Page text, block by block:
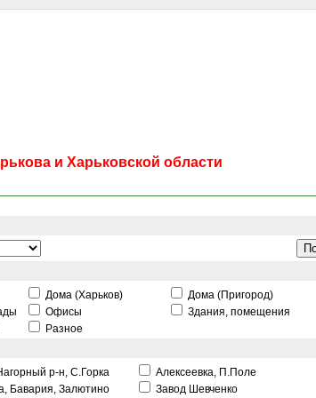
и Харьковской области
Дома (Харьков)
Дома (Пригород)
Офисы
Здания, помещения
Разное
р-н, С.Горка
Алексеевка, П.Поле
Бавария, Залютино
Завод Шевченко